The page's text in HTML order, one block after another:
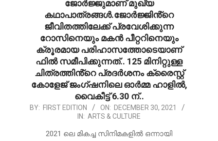
ജോർജ്ജുമാണ് മുഖ്യ
കഥാപാത്രങ്ങൾ.ജോർജ്ജിൻ്റെ
ജീവിതത്തിലേക്ക് പ്രവേശിക്കുന്ന
റോസിനെയും മകൻ പീറ്ററിനെയും
ക്രൂരമായ പരിഹാസത്തോടെയാണ്
ഫിൽ സമീപിക്കുന്നത്.. 125 മിനിറ്റുള്ള
ചിത്രത്തിൻ്റെ പ്രദർശനം ക്രൈസ്റ്റ്
കോളേജ് ജംഗ്ഷനിലെ ഓർമ്മ ഹാളിൽ,
വൈകീട്ട് 6.30 ന്..
2021-
BY: FIRST EDITION ON: DECEMBER 30, 2021
IN: ARTS & CULTURE
2021 ലെ മികച്ച സിനിമകളിൽ ഒന്നായി